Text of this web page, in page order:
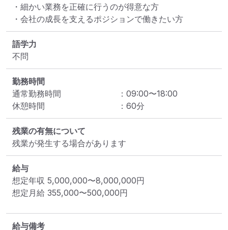
・細かい業務を正確に行うのが得意な方
・会社の成長を支えるポジションで働きたい方
語学力
不問
勤務時間
通常勤務時間
： 09:00〜18:00
休憩時間
： 60分
残業の有無について
残業が発生する場合があります
給与
想定年収 5,000,000〜8,000,000円
想定月給 355,000〜500,000円
給与備考